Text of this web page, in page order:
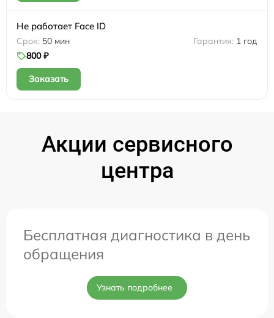
Не работает Face ID
50 мин
1 год
800 ₽
Заказать
Акции сервисного
центра
Бесплатная диагностика в день
обращения
Узнать подробнее